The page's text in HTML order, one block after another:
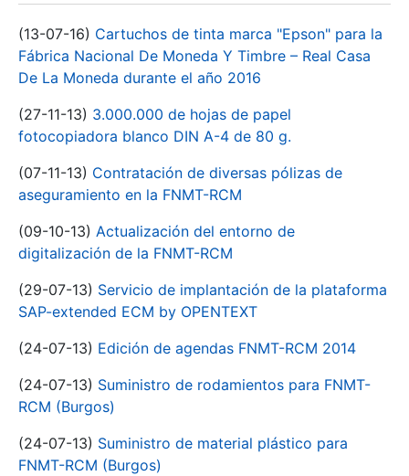
(13-07-16) Cartuchos de tinta marca "Epson" para la
Fábrica Nacional De Moneda Y Timbre – Real Casa
De La Moneda durante el año 2016
(27-11-13) 3.000.000 de hojas de papel
fotocopiadora blanco DIN A-4 de 80 g.
(07-11-13) Contratación de diversas pólizas de
aseguramiento en la FNMT-RCM
(09-10-13) Actualización del entorno de
digitalización de la FNMT-RCM
(29-07-13) Servicio de implantación de la plataforma
SAP-extended ECM by OPENTEXT
(24-07-13) Edición de agendas FNMT-RCM 2014
(24-07-13) Suministro de rodamientos para FNMT-
RCM (Burgos)
(24-07-13) Suministro de material plástico para
FNMT-RCM (Burgos)